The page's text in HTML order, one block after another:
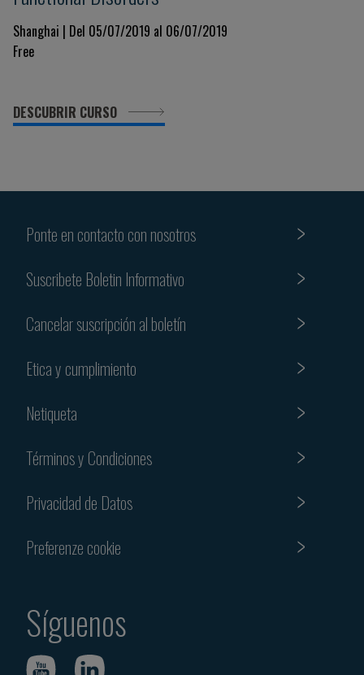
Shanghai | Del 05/07/2019 al 06/07/2019
Free
DESCUBRIR CURSO
Ponte en contacto con nosotros
Suscribete Boletin Informativo
Cancelar suscripción al boletín
Etica y cumplimiento
Netiqueta
Términos y Condiciones
Privacidad de Datos
Preferenze cookie
Síguenos